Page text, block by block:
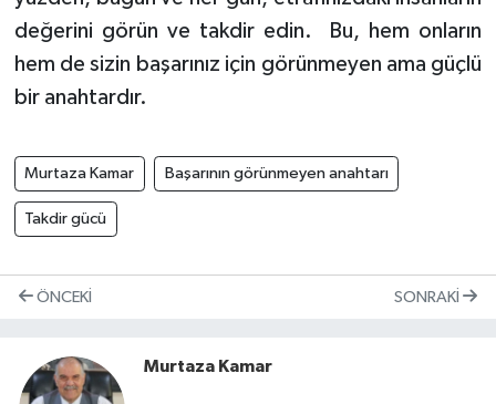
değerini görün ve takdir edin. Bu, hem onların
hem de sizin başarınız için görünmeyen ama güçlü
bir anahtardır.
Murtaza Kamar Başarının görünmeyen anahtarı
Takdir gücü
ÖNCEKI SONRAKI
Murtaza Kamar